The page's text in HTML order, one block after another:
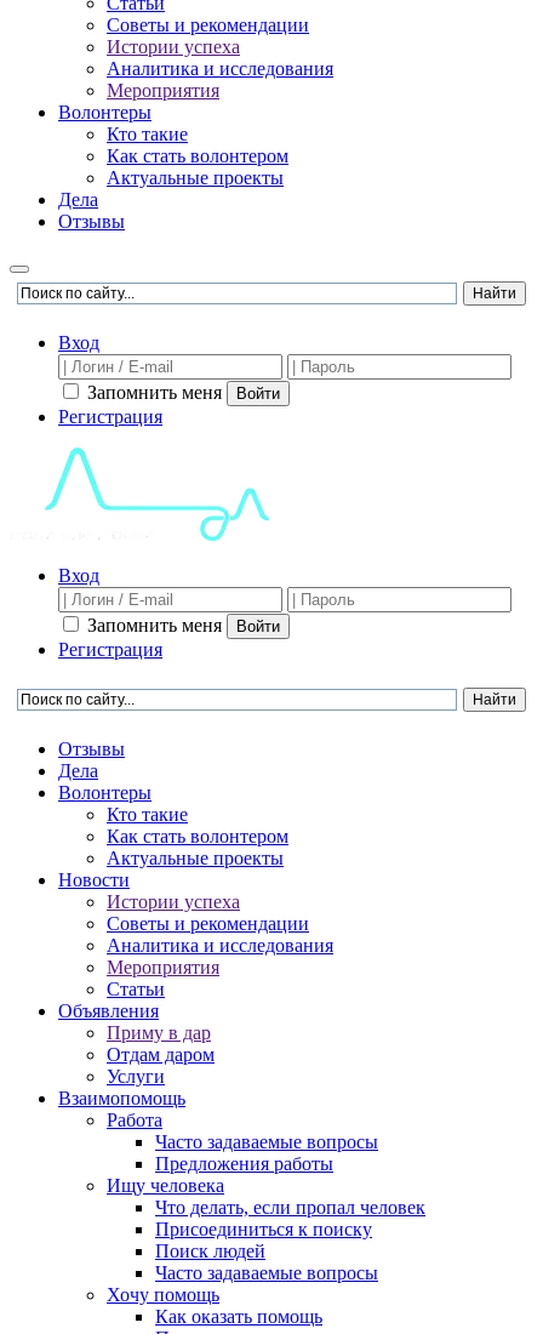
Советы и рекомендации
Истории успеха
Аналитика и исследования
Мероприятия
Волонтеры
Кто такие
Как стать волонтером
Актуальные проекты
Дела
Отзывы
Вход
Запомнить меня Войти
Регистрация
Вход
Запомнить меня Войти
Регистрация
Отзывы
Дела
Волонтеры
Кто такие
Как стать волонтером
Актуальные проекты
Новости
Истории успеха
Советы и рекомендации
Аналитика и исследования
Мероприятия
Статьи
Объявления
Приму в дар
Отдам даром
Услуги
Взаимопомощь
Работа
Часто задаваемые вопросы
Предложения работы
Ищу человека
Что делать, если пропал человек
Присоединиться к поиску
Поиск людей
Часто задаваемые вопросы
Хочу помощь
Как оказать помощь